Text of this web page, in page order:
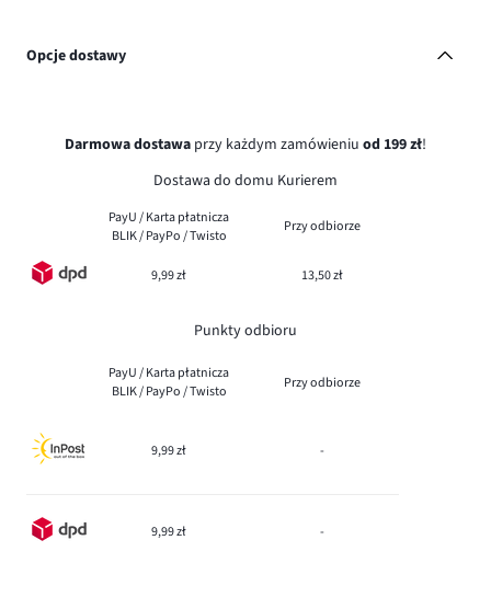
Opcje dostawy
Darmowa dostawa przy każdym zamówieniu od 199 zł!
Dostawa do domu Kurierem
PayU / Karta płatnicza
BLIK / PayPo / Twisto
Przy odbiorze
9,99 zł 13,50 zł
Punkty odbioru
PayU / Karta płatnicza
BLIK / PayPo / Twisto
Przy odbiorze
9,99 zł -
9,99 zł -